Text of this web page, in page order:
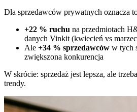
Dla sprzedawców prywatnych oznacza
+22 % ruchu na przedmiotach
danych Vinkit (kwiecień vs
Ale +34 % sprzedawców w tych
zwiększona konkurencja
W skrócie: sprzedaż jest lepsza, ale trzeba
trendy.